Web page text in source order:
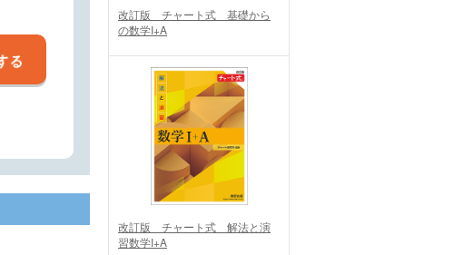
改訂版 チャート式 基礎から
の数学I+A
改訂版 チャート式 解法と演
習数学I+A